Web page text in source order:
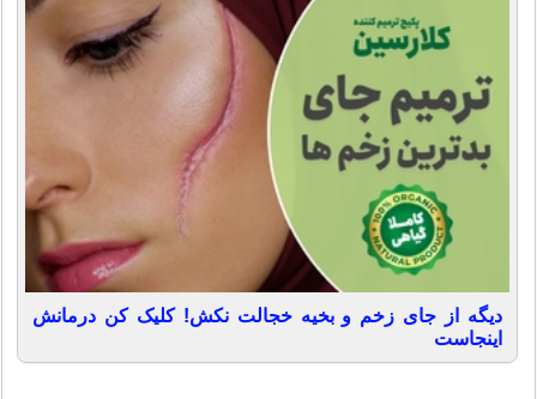
دیگه از جای زخم و بخیه خجالت نکش! کلیک کن درمانش
اینجاست